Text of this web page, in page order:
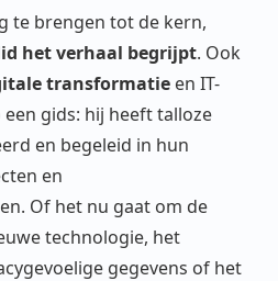
te brengen tot de kern,
het verhaal begrijpt. Ook
transformatie en IT-
gids: hij heeft talloze
en begeleid in hun
en
Of het nu gaat om de
technologie, het
gegevens of het